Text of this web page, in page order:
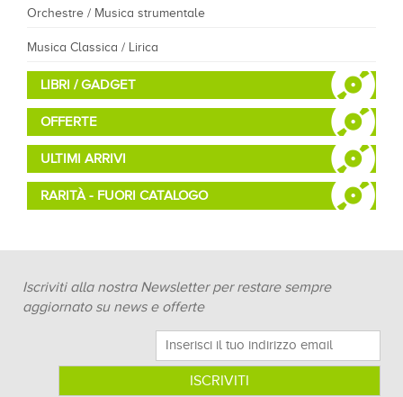
Orchestre / Musica strumentale
Musica Classica / Lirica
LIBRI / GADGET
OFFERTE
ULTIMI ARRIVI
RARITÀ - FUORI CATALOGO
Iscriviti alla nostra Newsletter per restare sempre
aggiornato su news e offerte